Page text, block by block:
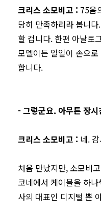
크리스 소모비고 : 75옴
당히 만족하리라 봅니
할 겁니다. 한편 아날로
모델이든 일일이 손으
합니다.
- 그렇군요. 아무튼 장
크리스 소모비고 : 네.
처음 만났지만, 소모비
코네에서 케이블을 하
사의 대표인 디지털 뿐